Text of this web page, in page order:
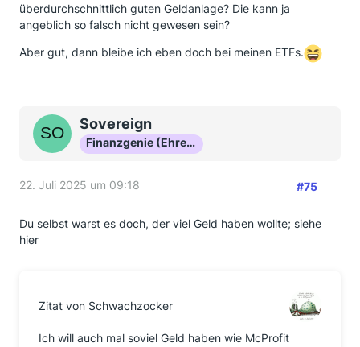
überdurchschnittlich guten Geldanlage? Die kann ja
angeblich so falsch nicht gewesen sein?
Aber gut, dann bleibe ich eben doch bei meinen ETFs.
Sovereign
Finanzgenie (Ehrenmitglied)
22. Juli 2025 um 09:18 #75
Du selbst warst es doch, der viel Geld haben wollte; siehe
hier
Zitat von Schwachzocker
Ich will auch mal soviel Geld haben wie McProfit